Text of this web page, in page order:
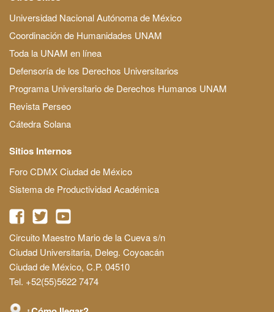
Universidad Nacional Autónoma de México
Coordinación de Humanidades UNAM
Toda la UNAM en línea
Defensoría de los Derechos Universitarios
Programa Universitario de Derechos Humanos UNAM
Revista Perseo
Cátedra Solana
Sitios Internos
Foro CDMX Ciudad de México
Sistema de Productividad Académica
Circuito Maestro Mario de la Cueva s/n
Ciudad Universitaria, Deleg. Coyoacán
Ciudad de México, C.P. 04510
Tel. +52(55)5622 7474